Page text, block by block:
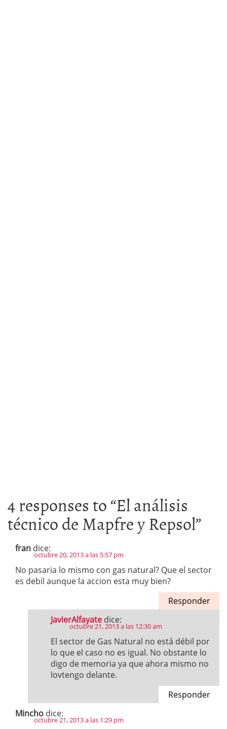
4 responses to “El análisis
técnico de Mapfre y Repsol”
fran dice:
octubre 20, 2013 a las 5:57 pm
No pasaria lo mismo con gas natural? Que el sector
es debil aunque la accion esta muy bien?
Responder
JavierAlfayate dice:
octubre 21, 2013 a las 12:30 am
El sector de Gas Natural no está débil por
lo que el caso no es igual. No obstante lo
digo de memoria ya que ahora mismo no
lovtengo delante.
Responder
Mincho dice:
octubre 21, 2013 a las 1:29 pm